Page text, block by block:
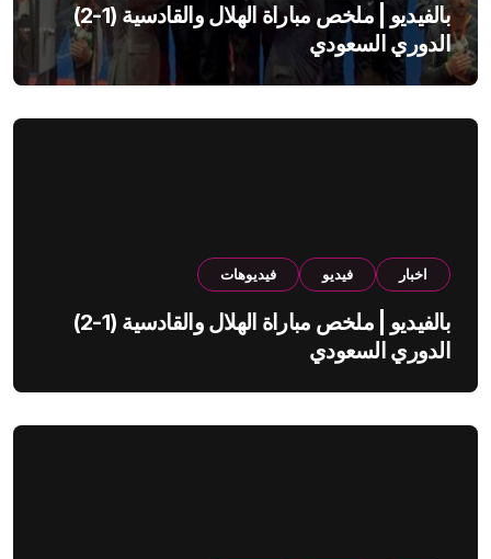
بالفيديو | ملخص مباراة الهلال والقادسية (1-2)
الدوري السعودي
اخبار فيديو فيديوهات
بالفيديو | ملخص مباراة الهلال والقادسية (1-2)
الدوري السعودي